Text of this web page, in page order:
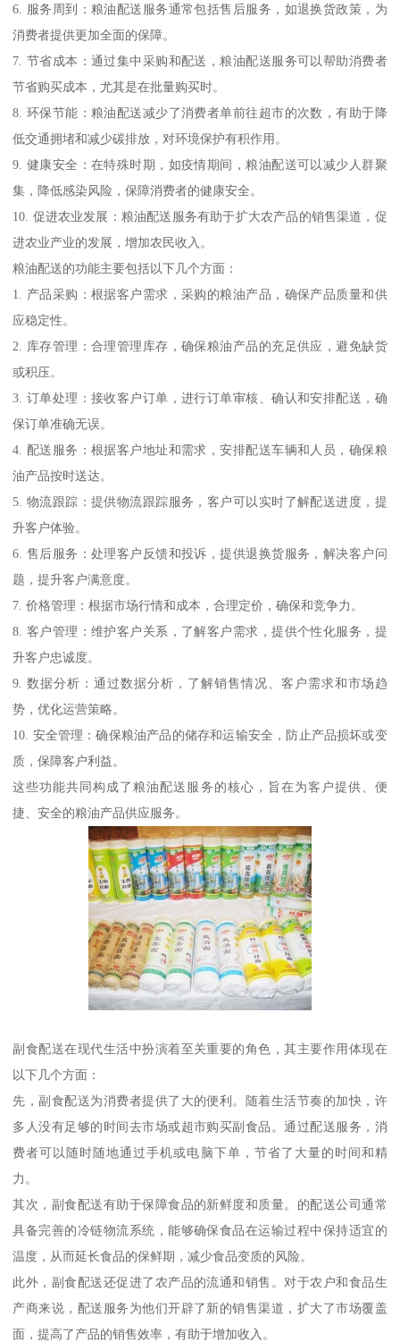
6. 服务周到：粮油配送服务通常包括售后服务，如退换货政策，为
消费者提供更加全面的保障。
7. 节省成本：通过集中采购和配送，粮油配送服务可以帮助消费者
节省购买成本，尤其是在批量购买时。
8. 环保节能：粮油配送减少了消费者单前往超市的次数，有助于降
低交通拥堵和减少碳排放，对环境保护有积作用。
9. 健康安全：在特殊时期，如疫情期间，粮油配送可以减少人群聚
集，降低感染风险，保障消费者的健康安全。
10. 促进农业发展：粮油配送服务有助于扩大农产品的销售渠道，促
进农业产业的发展，增加农民收入。
粮油配送的功能主要包括以下几个方面：
1. 产品采购：根据客户需求，采购的粮油产品，确保产品质量和供
应稳定性。
2. 库存管理：合理管理库存，确保粮油产品的充足供应，避免缺货
或积压。
3. 订单处理：接收客户订单，进行订单审核、确认和安排配送，确
保订单准确无误。
4. 配送服务：根据客户地址和需求，安排配送车辆和人员，确保粮
油产品按时送达。
5. 物流跟踪：提供物流跟踪服务，客户可以实时了解配送进度，提
升客户体验。
6. 售后服务：处理客户反馈和投诉，提供退换货服务，解决客户问
题，提升客户满意度。
7. 价格管理：根据市场行情和成本，合理定价，确保和竞争力。
8. 客户管理：维护客户关系，了解客户需求，提供个性化服务，提
升客户忠诚度。
9. 数据分析：通过数据分析，了解销售情况、客户需求和市场趋
势，优化运营策略。
10. 安全管理：确保粮油产品的储存和运输安全，防止产品损坏或变
质，保障客户利益。
这些功能共同构成了粮油配送服务的核心，旨在为客户提供、便
捷、安全的粮油产品供应服务。
副食配送在现代生活中扮演着至关重要的角色，其主要作用体现在
以下几个方面：
先，副食配送为消费者提供了大的便利。随着生活节奏的加快，许
多人没有足够的时间去市场或超市购买副食品。通过配送服务，消
费者可以随时随地通过手机或电脑下单，节省了大量的时间和精
力。
其次，副食配送有助于保障食品的新鲜度和质量。的配送公司通常
具备完善的冷链物流系统，能够确保食品在运输过程中保持适宜的
温度，从而延长食品的保鲜期，减少食品变质的风险。
此外，副食配送还促进了农产品的流通和销售。对于农户和食品生
产商来说，配送服务为他们开辟了新的销售渠道，扩大了市场覆盖
面，提高了产品的销售效率，有助于增加收入。